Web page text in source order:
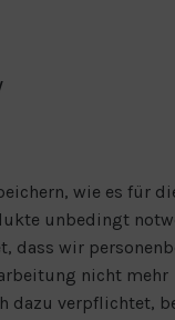
wie es für
unbedingt
dass wir
nicht mehr
dazu verpflichtet,